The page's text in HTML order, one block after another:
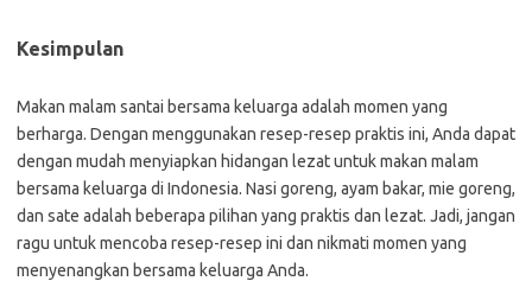
Kesimpulan
Makan malam santai bersama keluarga adalah momen yang
berharga. Dengan menggunakan resep-resep praktis ini, Anda dapat
dengan mudah menyiapkan hidangan lezat untuk makan malam
bersama keluarga di Indonesia. Nasi goreng, ayam bakar, mie goreng,
dan sate adalah beberapa pilihan yang praktis dan lezat. Jadi, jangan
ragu untuk mencoba resep-resep ini dan nikmati momen yang
menyenangkan bersama keluarga Anda.